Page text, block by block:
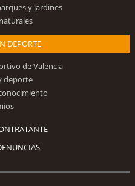
y jardines
DEPORTE
de Valencia
deporte